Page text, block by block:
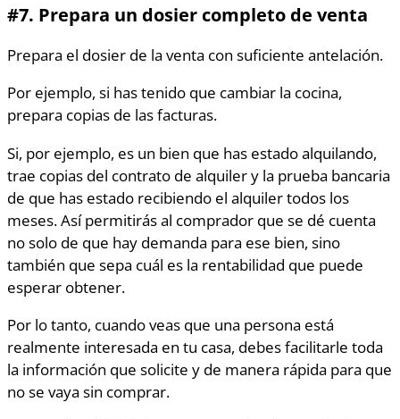
#7. Prepara un dosier completo de venta
Prepara el dosier de la venta con suficiente antelación.
Por ejemplo, si has tenido que cambiar la cocina,
prepara copias de las facturas.
Si, por ejemplo, es un bien que has estado alquilando,
trae copias del contrato de alquiler y la prueba bancaria
de que has estado recibiendo el alquiler todos los
meses. Así permitirás al comprador que se dé cuenta
no solo de que hay demanda para ese bien, sino
también que sepa cuál es la rentabilidad que puede
esperar obtener.
Por lo tanto, cuando veas que una persona está
realmente interesada en tu casa, debes facilitarle toda
la información que solicite y de manera rápida para que
no se vaya sin comprar.